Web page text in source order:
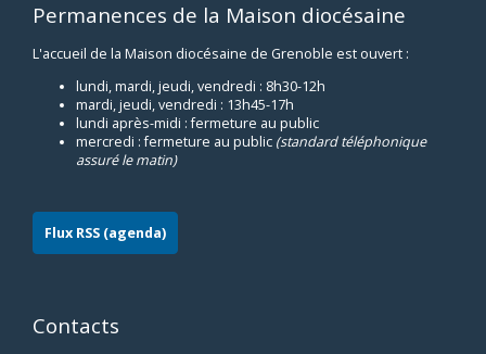
Permanences de la Maison diocésaine
L'accueil de la Maison diocésaine de Grenoble est ouvert :
lundi, mardi, jeudi, vendredi : 8h30-12h
mardi, jeudi, vendredi : 13h45-17h
lundi après-midi : fermeture au public
mercredi : fermeture au public (standard téléphonique
assuré le matin)
Flux RSS (agenda)
Contacts